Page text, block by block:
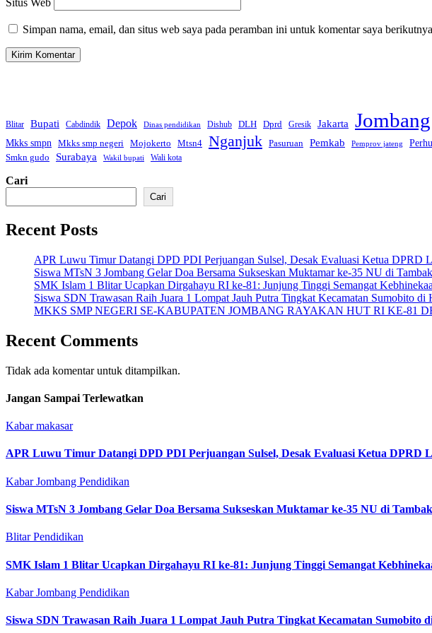
Situs Web
Simpan nama, email, dan situs web saya pada peramban ini untuk komentar saya
Blitar Bupati Cabdindik Depok Dinas pendidikan Dishub DLH Dprd Gresik Jakarta Jombang
Mkks smpn Mkks smp negeri Mojokerto Mtsn4 Nganjuk Pasuruan Pemkab Pemprov jateng
Smkn gudo Surabaya Wakil bupati Wali kota
Cari
Cari
Recent Posts
APR Luwu Timur Datangi DPD PDI Perjuangan Sulsel, Desak Evaluasi Ketua DPRD
Siswa MTsN 3 Jombang Gelar Doa Bersama Sukseskan Muktamar ke-35 NU di
SMK Islam 1 Blitar Ucapkan Dirgahayu RI ke-81: Junjung Tinggi Semangat
Siswa SDN Trawasan Raih Juara 1 Lompat Jauh Putra Tingkat Kecamatan Sumobito di
MKKS SMP NEGERI SE-KABUPATEN JOMBANG RAYAKAN HUT RI KE-
Recent Comments
Tidak ada komentar untuk ditampilkan.
Jangan Sampai Terlewatkan
Kabar makasar
APR Luwu Timur Datangi DPD PDI Perjuangan Sulsel, Desak Evaluasi Ketua DPRD
Kabar Jombang Pendidikan
Siswa MTsN 3 Jombang Gelar Doa Bersama Sukseskan Muktamar ke-35 NU di
BlitarPendidikan
SMK Islam 1 Blitar Ucapkan Dirgahayu RI ke-81: Junjung Tinggi Semangat
Kabar Jombang Pendidikan
Siswa SDN Trawasan Raih Juara 1 Lompat Jauh Putra Tingkat Kecamatan Sumobito